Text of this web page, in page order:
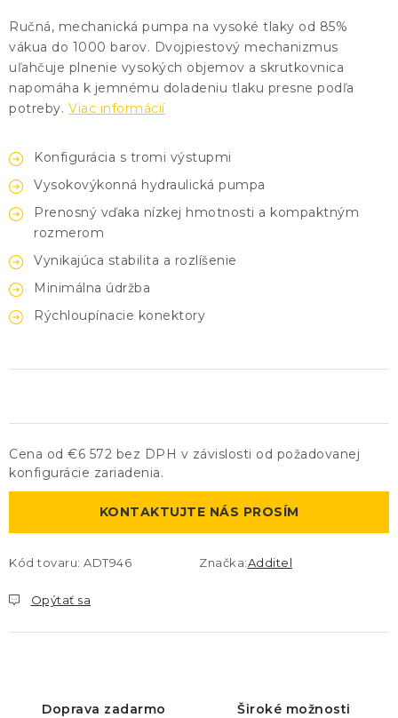
Ručná, mechanická pumpa na vysoké tlaky od 85%
vákua do 1000 barov. Dvojpiestový mechanizmus
uľahčuje plnenie vysokých objemov a skrutkovnica
napomáha k jemnému doladeniu tlaku presne podľa
potreby. Viac informácií
Konfigurácia s tromi výstupmi
Vysokovýkonná hydraulická pumpa
Prenosný vďaka nízkej hmotnosti a kompaktným
rozmerom
Vynikajúca stabilita a rozlíšenie
Minimálna údržba
Rýchloupínacie konektory
Cena od €6 572 bez DPH v závislosti od požadovanej
konfigurácie zariadenia.
KONTAKTUJTE NÁS PROSÍM
Kód tovaru: ADT946 Značka:Additel
Opýtať sa
Doprava zadarmo Široké možnosti